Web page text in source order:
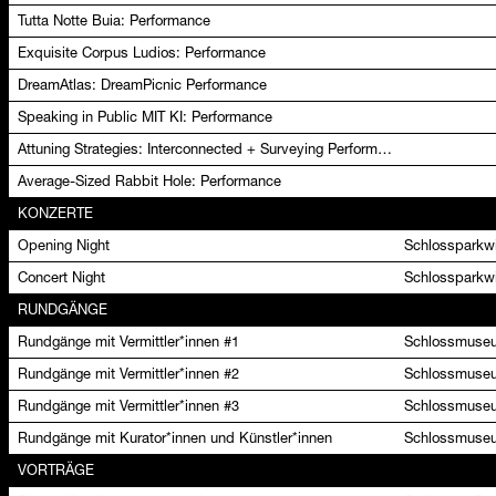
Tutta Notte Buia: Performance
Exquisite Corpus Ludios: Performance
DreamAtlas: DreamPicnic Performance
Speaking in Public MIT KI: Performance
Attuning Strategies: Interconnected + Surveying Performance
Average-Sized Rabbit Hole: Performance
KONZERTE
Opening Night
Concert Night
RUNDGÄNGE
Rundgänge mit Vermittler*innen #1
Rundgänge mit Vermittler*innen #2
Rundgänge mit Vermittler*innen #3
Rundgänge mit Kurator*innen und Künstler*innen
VORTRÄGE